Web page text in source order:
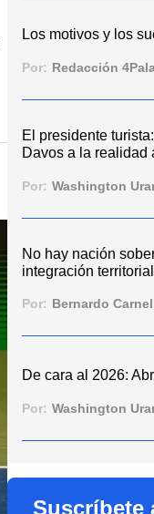
Los motivos y los
Por: Redacción
El presidente
Davos a la realidad
Por: Washington
No hay nación
integración territorial
Por: Bernardo
De cara al 2026:
Por: Washington
Suscríbete